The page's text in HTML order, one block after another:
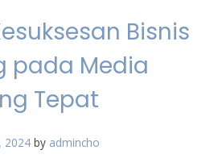
Bisnis
pada Media
Tepat
2024 by admincho